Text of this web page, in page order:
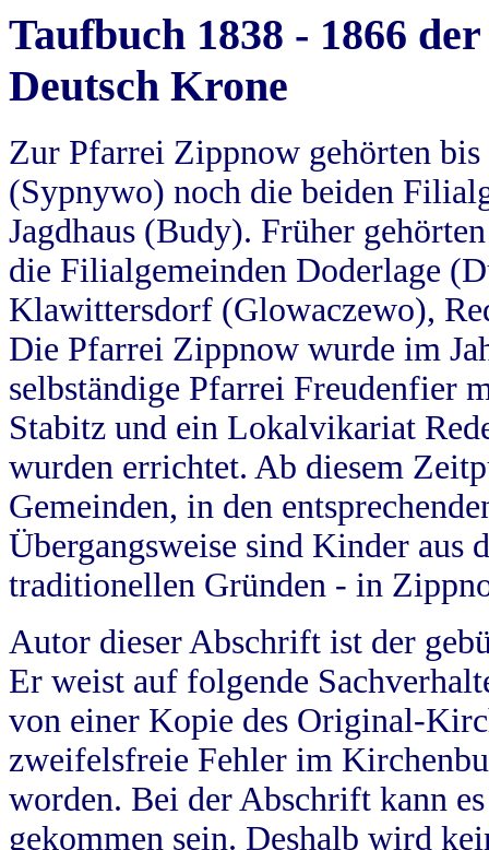
Taufbuch 1838 - 1866
Deutsch Krone
Zur Pfarrei Zippnow gehörten
(Sypnywo) noch die beiden
Jagdhaus (Budy). Früher
die Filialgemeinden Doderlage
Klawittersdorf (Glowaczewo),
Die Pfarrei Zippnow wurde im
selbständige Pfarrei Freudenfier
Stabitz und ein Lokalvikariat
wurden errichtet. Ab diesem
Gemeinden, in den
Übergangsweise sind Kinder aus
traditionellen Gründen - in
Autor dieser Abschrift ist der
Er weist auf folgende
von einer Kopie des Original-
zweifelsfreie Fehler im
worden. Bei der Abschrift kann
gekommen sein. Deshalb wird